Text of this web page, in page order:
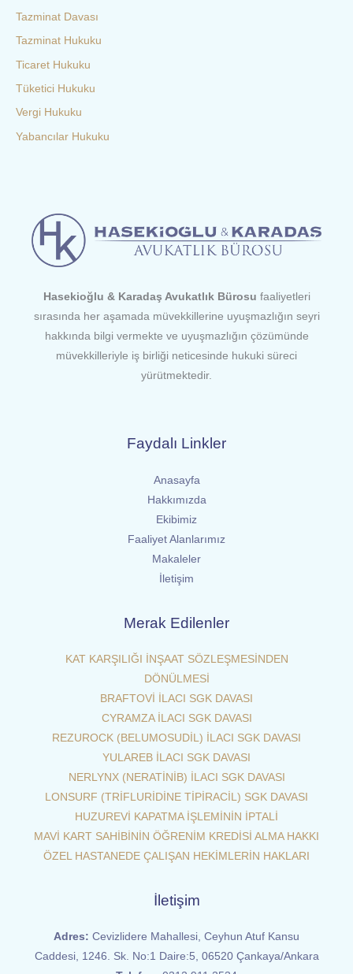
Tazminat Davası
Tazminat Hukuku
Ticaret Hukuku
Tüketici Hukuku
Vergi Hukuku
Yabancılar Hukuku
Hasekioğlu & Karadaş Avukatlık Bürosu faaliyetleri
sırasında her aşamada müvekkillerine uyuşmazlığın seyri
hakkında bilgi vermekte ve uyuşmazlığın çözümünde
müvekkilleriyle iş birliği neticesinde hukuki süreci
yürütmektedir.
Faydalı Linkler
Anasayfa
Hakkımızda
Ekibimiz
Faaliyet Alanlarımız
Makaleler
İletişim
Merak Edilenler
KAT KARŞILIĞI İNŞAAT SÖZLEŞMESİNDEN
DÖNÜLMESİ
BRAFTOVİ İLACI SGK DAVASI
CYRAMZA İLACI SGK DAVASI
REZUROCK (BELUMOSUDİL) İLACI SGK DAVASI
YULAREB İLACI SGK DAVASI
NERLYNX (NERATİNİB) İLACI SGK DAVASI
LONSURF (TRİFLURİDİNE TİPİRACİL) SGK DAVASI
HUZUREVİ KAPATMA İŞLEMİNİN İPTALİ
MAVİ KART SAHİBİNİN ÖĞRENİM KREDİSİ ALMA HAKKI
ÖZEL HASTANEDE ÇALIŞAN HEKİMLERİN HAKLARI
İletişim
Adres: Cevizlidere Mahallesi, Ceyhun Atuf Kansu
Caddesi, 1246. Sk. No:1 Daire:5, 06520 Çankaya/Ankara